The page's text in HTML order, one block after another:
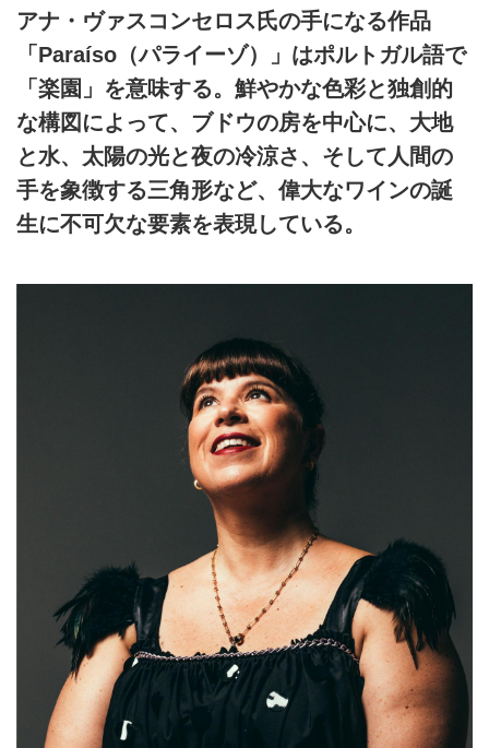
アナ・ヴァスコンセロス氏の手になる作品
「Paraíso（パライーゾ）」はポルトガル語で
「楽園」を意味する。鮮やかな色彩と独創的
な構図によって、ブドウの房を中心に、大地
と水、太陽の光と夜の冷涼さ、そして人間の
手を象徴する三角形など、偉大なワインの誕
生に不可欠な要素を表現している。